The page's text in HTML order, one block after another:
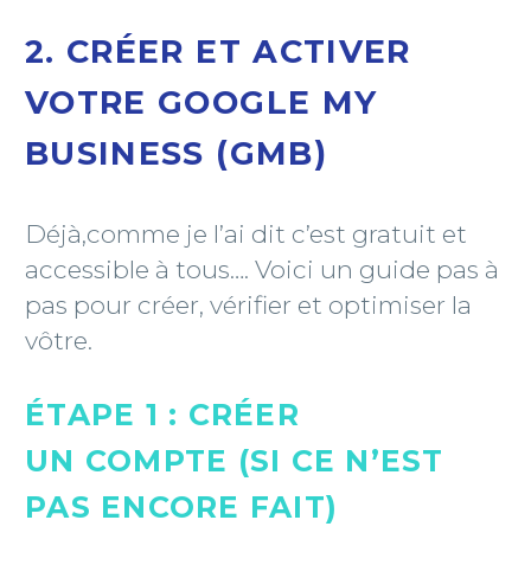
2. CRÉER ET ACTIVER
VOTRE GOOGLE MY
BUSINESS (GMB)
Déjà,comme je l’ai dit c’est gratuit et
accessible à tous…. Voici un guide pas à
pas pour créer, vérifier et optimiser la
vôtre.
ÉTAPE 1 : CRÉER
UN COMPTE (SI CE N’EST
PAS ENCORE FAIT)